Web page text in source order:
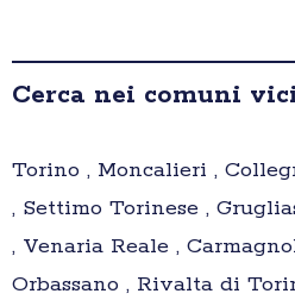
Cerca nei comuni
Torino , Moncalieri ,
, Settimo Torinese ,
, Venaria Reale ,
Orbassano , Rivalta di